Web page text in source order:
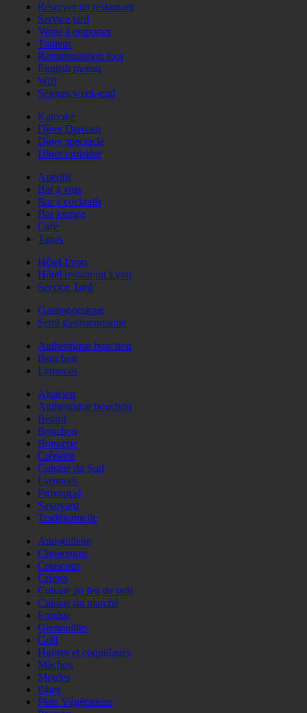
Réserver un restaurant
Service tard
Vente à emporter
Traiteur
Retransmission foot
English menus
Wifi
Séjours week-end
Karaoké
Dîner Dansant
Dîner spectacle
Dîner croisière
Apéritif
Bar à vins
Bar à cocktails
Bar lounge
Café
Tapas
Hôtel Lyon
Hôtel restaurant Lyon
Service Tard
Gastronomique
Semi gastronomique
Authentique bouchon
Bouchon
Lyonnais
Alsacien
Authentique bouchon
Bistrot
Bouchon
Brasserie
Crêperie
Cuisine du Sud
Lyonnais
Provençal
Savoyard
Traditionnelle
Andouillette
Choucroute
Couscous
Crêpes
Cuisine au feu de bois
Cuisine du marché
Fondue
Grenouilles
Grill
Huitres et coquillages
Mâchon
Moules
Pâtes
Plats Végétariens